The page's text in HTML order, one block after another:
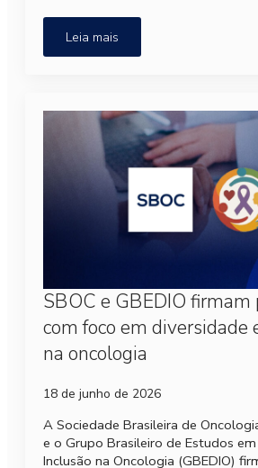
Leia mais
SBOC e GBEDIO firmam
com foco em diversidade
na oncologia
18 de junho de 2026
A Sociedade Brasileira de
e o Grupo Brasileiro de Estudos
Inclusão na Oncologia (GBEDIO)